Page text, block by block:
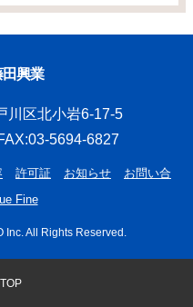
興業
川区北小岩6-17-5
5694-6827
許可証 お知らせ
お問い合
Fine
Inc. All Rights Reserved.